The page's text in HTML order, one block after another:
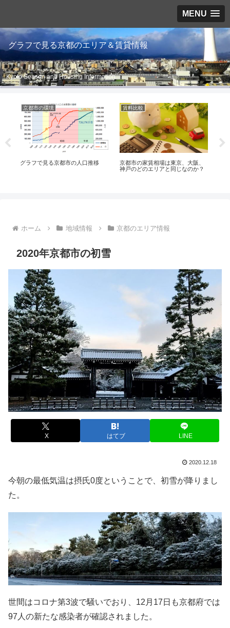
MENU
グラフで見る京都のエリア＆賃貸情報
Kyoto Season and Housing Information
京都市の環境
グラフで見る京都市の人口推移
賃料比較
京都市の家賃相場は東京、大阪、
神戸のどのエリアと同じなのか？
ホーム 地域情報 京都のエリア情報
2020年京都市の初雪
X はてブ LINE
2020.12.18
今朝の最低気温は摂氏0度ということで、初雪が降りまし
た。
世間はコロナ第3波で騒いでおり、12月17日も京都府では
97人の新たな感染者が確認されました。